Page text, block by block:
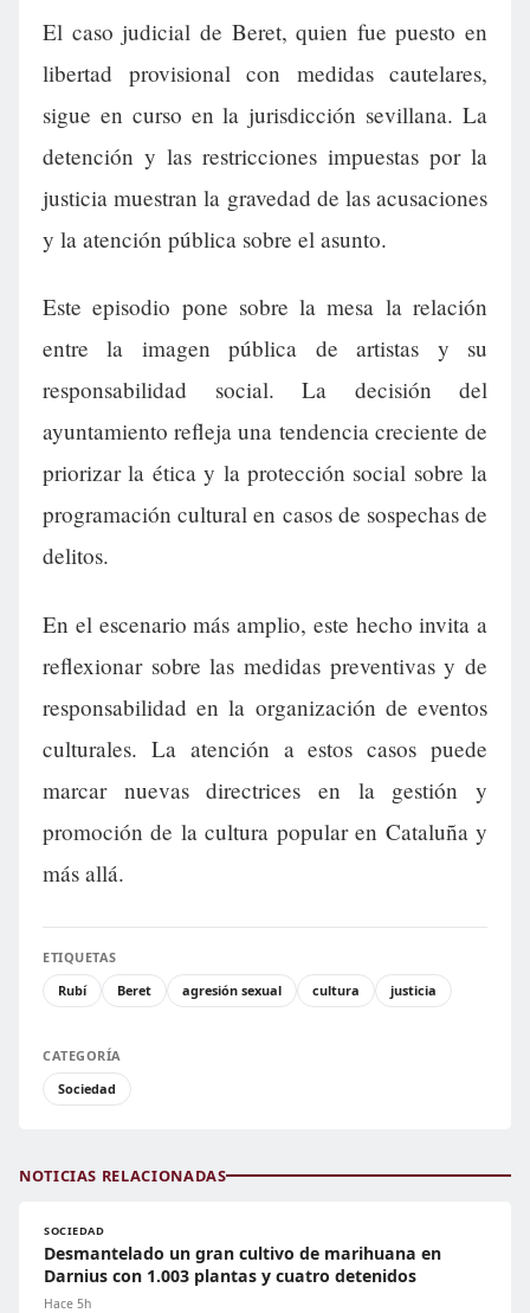
El caso judicial de Beret, quien fue puesto en
libertad provisional con medidas cautelares,
sigue en curso en la jurisdicción sevillana. La
detención y las restricciones impuestas por la
justicia muestran la gravedad de las acusaciones
y la atención pública sobre el asunto.
Este episodio pone sobre la mesa la relación
entre la imagen pública de artistas y su
responsabilidad social. La decisión del
ayuntamiento refleja una tendencia creciente de
priorizar la ética y la protección social sobre la
programación cultural en casos de sospechas de
delitos.
En el escenario más amplio, este hecho invita a
reflexionar sobre las medidas preventivas y de
responsabilidad en la organización de eventos
culturales. La atención a estos casos puede
marcar nuevas directrices en la gestión y
promoción de la cultura popular en Cataluña y
más allá.
ETIQUETAS
Rubí
Beret agresión sexual cultura justicia
CATEGORÍA
Sociedad
NOTICIAS RELACIONADAS
SOCIEDAD
Desmantelado un gran cultivo de marihuana en
Darnius con 1.003 plantas y cuatro detenidos
Hace 5h